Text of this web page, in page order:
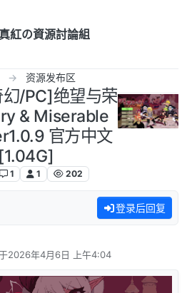
真紅の資源討論組
资源发布区
/PC]绝望与荣
& Miserable
官方中文
1 1 202
登录后回复
2026年4月6日 上午4:04
由 编辑